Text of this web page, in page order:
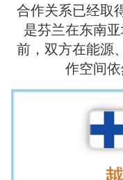
合作关系已经取
是芬兰在东南
前，双方在能源
作空间依